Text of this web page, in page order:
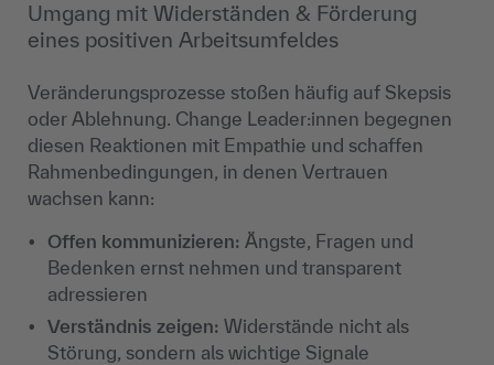
Umgang mit Widerständen & Förderung
eines positiven Arbeitsumfeldes
Veränderungsprozesse stoßen häufig auf Skepsis
oder Ablehnung. Change Leader:innen begegnen
diesen Reaktionen mit Empathie und schaffen
Rahmenbedingungen, in denen Vertrauen
wachsen kann:
Offen kommunizieren: Ängste, Fragen und
Bedenken ernst nehmen und transparent
adressieren
Verständnis zeigen: Widerstände nicht als
Störung, sondern als wichtige Signale